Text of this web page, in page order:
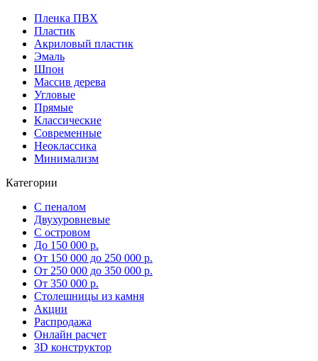
Пленка ПВХ
Пластик
Акриловый пластик
Эмаль
Шпон
Массив дерева
Угловые
Прямые
Классические
Современные
Неоклассика
Минимализм
Категории
С пеналом
Двухуровневые
С островом
До 150 000 р.
От 150 000 до 250 000 р.
От 250 000 до 350 000 р.
От 350 000 р.
Столешницы из камня
Акции
Распродажа
Онлайн расчет
3D конструктор